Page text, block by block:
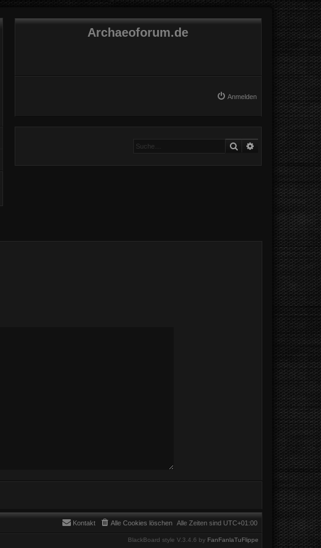
Archaeoforum.de
Anmelden
Suche Erweiterte Suche
Alle Zeiten sind UTC+01:00
Alle Cookies löschen
Kontakt
BlackBoard style V.3.4.6 by FanFanlaTuFlippe